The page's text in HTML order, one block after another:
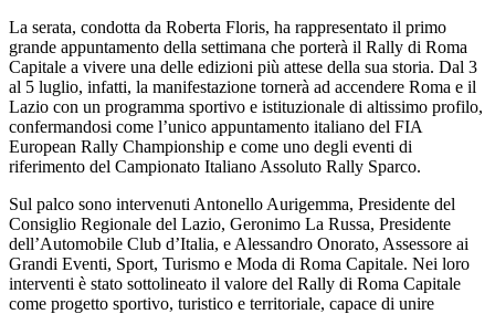
La serata, condotta da Roberta Floris, ha rappresentato il primo
grande appuntamento della settimana che porterà il Rally di Roma
Capitale a vivere una delle edizioni più attese della sua storia. Dal 3
al 5 luglio, infatti, la manifestazione tornerà ad accendere Roma e il
Lazio con un programma sportivo e istituzionale di altissimo profilo,
confermandosi come l’unico appuntamento italiano del FIA
European Rally Championship e come uno degli eventi di
riferimento del Campionato Italiano Assoluto Rally Sparco.
Sul palco sono intervenuti Antonello Aurigemma, Presidente del
Consiglio Regionale del Lazio, Geronimo La Russa, Presidente
dell’Automobile Club d’Italia, e Alessandro Onorato, Assessore ai
Grandi Eventi, Sport, Turismo e Moda di Roma Capitale. Nei loro
interventi è stato sottolineato il valore del Rally di Roma Capitale
come progetto sportivo, turistico e territoriale, capace di unire